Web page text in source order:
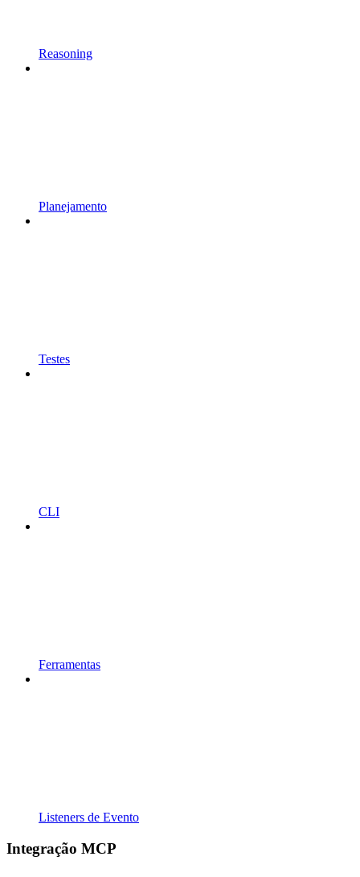
Reasoning
Planejamento
Testes
CLI
Ferramentas
Listeners de Evento
Integração MCP